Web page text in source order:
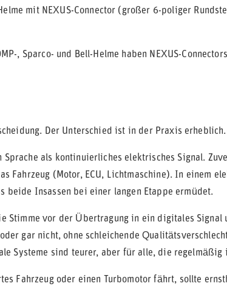
mit NEXUS-Connector (großer 6-poliger
, Sparco- und Bell-Helme haben NEXUS-
Der Unterschied ist in der Praxis erheblich.
als kontinuierliches elektrisches Signal.
Fahrzeug (Motor, ECU, Lichtmaschine). In einem
beide Insassen bei einer langen Etappe ermüdet.
Stimme vor der Übertragung in ein digitales Signal
gar nicht, ohne schleichende
Systeme sind teurer, aber für alle, die
Fahrzeug oder einen Turbomotor fährt, sollte